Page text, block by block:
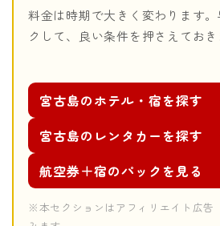
料金は時期で大きく変わります
クして、良い条件を押さえておき
宮古島のホテル・宿を探す
宮古島のレンタカーを探す
航空券＋宿のパックを見る
※本セクションはアフィリエイト広告